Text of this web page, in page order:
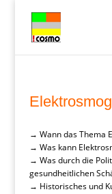
Elektrosmog
→ Wann das Thema
→ Was kann
→ Was durch die
gesundheitlichen
→ Historisches und